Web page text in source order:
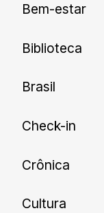
Bem-estar
Biblioteca
Brasil
Check-in
Crônica
Cultura